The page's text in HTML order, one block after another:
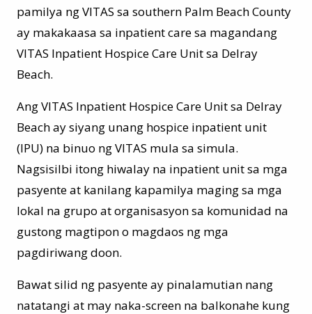
pamilya ng VITAS sa southern Palm Beach County
ay makakaasa sa inpatient care sa magandang
VITAS Inpatient Hospice Care Unit sa Delray
Beach.
Ang VITAS Inpatient Hospice Care Unit sa Delray
Beach ay siyang unang hospice inpatient unit
(IPU) na binuo ng VITAS mula sa simula.
Nagsisilbi itong hiwalay na inpatient unit sa mga
pasyente at kanilang kapamilya maging sa mga
lokal na grupo at organisasyon sa komunidad na
gustong magtipon o magdaos ng mga
pagdiriwang doon.
Bawat silid ng pasyente ay pinalamutian nang
natatangi at may naka-screen na balkonahe kung